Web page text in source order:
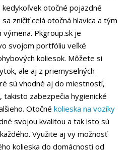
otočné pojazdné
zničiť celá otočná hlavica a tým
Pkgroup.sk je
svojom portfóliu veľké
koliesok. Môžete si
ale aj z priemyselných
sú vhodné aj do miestností,
zabezpečia hygienické
Otočné kolieska na vozíky
svojou kvalitou a tak isto sú
Využite aj vy možnosť
kolieska do domácnosti od